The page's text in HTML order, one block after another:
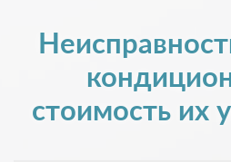
стоимость их